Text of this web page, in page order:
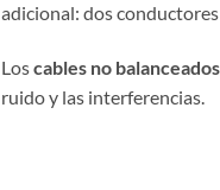
adicional: dos
Loscables no balanceados
ruido y las interferencias.